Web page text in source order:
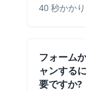
40 秒かかり
フォーム
ャンする
要ですか?